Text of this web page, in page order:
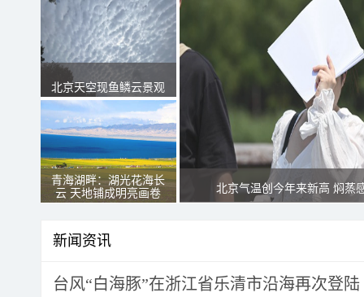
北京天空现鱼鳞云景观
青海湖畔：湖光花海长
云 天地铺成明亮画卷
北京气温创今年来新高 焖蒸
新闻资讯
台风“白海豚”在浙江省乐清市沿海再次登陆